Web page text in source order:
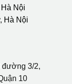
Nội
Hà Nội
đường 3/2,
10